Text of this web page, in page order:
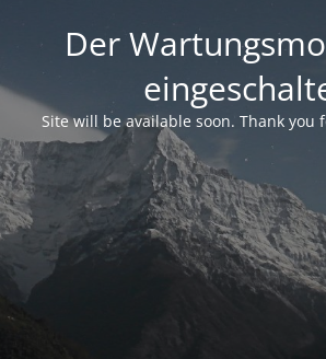
Der
Site will be available soon. Thank you